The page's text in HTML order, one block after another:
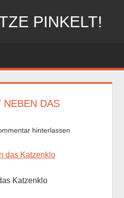
PINKELT!
NEBEN DAS
hinterlassen
Katzenklo